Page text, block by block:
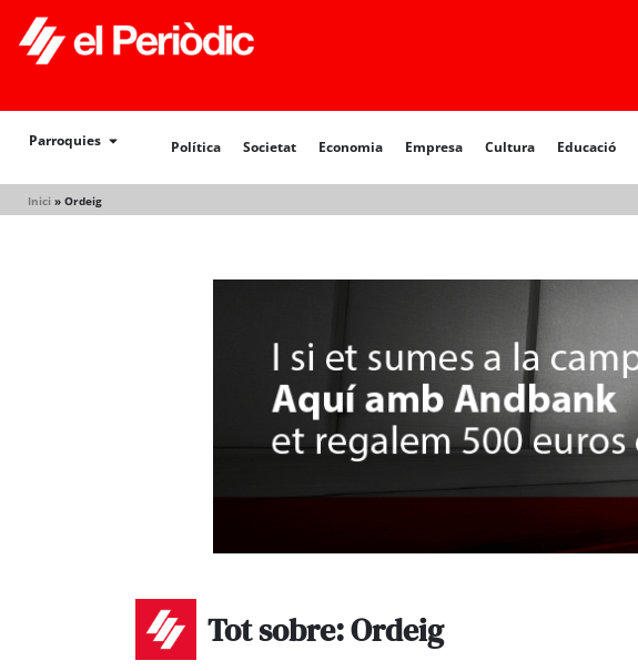
Parroquies Política Societat Economia Empresa Cultura Educació
Inici » Ordeig
Política Societat
Tot sobre: Ordeig